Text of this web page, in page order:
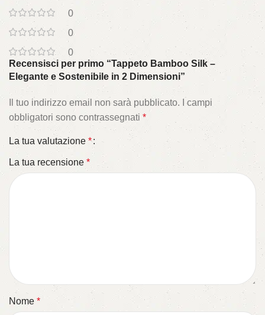
0
0
0
Recensisci per primo “Tappeto Bamboo Silk –
Elegante e Sostenibile in 2 Dimensioni”
Il tuo indirizzo email non sarà pubblicato.
I campi
obbligatori sono contrassegnati *
La tua valutazione *
La tua recensione *
Nome*